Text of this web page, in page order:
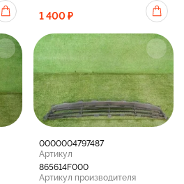
1 400 ₽
0000004797487
Артикул
865614F000
Артикул производителя